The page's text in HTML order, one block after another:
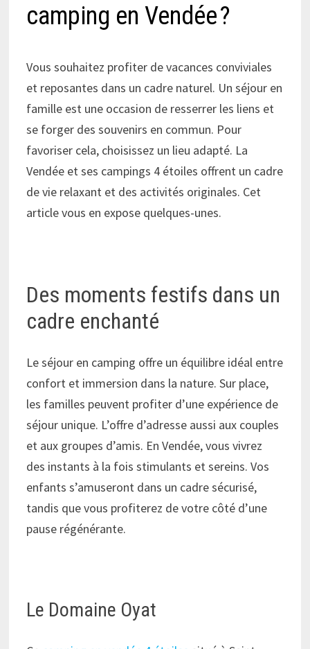
camping en Vendée ?
Vous souhaitez profiter de vacances conviviales
et reposantes dans un cadre naturel. Un séjour en
famille est une occasion de resserrer les liens et
se forger des souvenirs en commun. Pour
favoriser cela, choisissez un lieu adapté. La
Vendée et ses campings 4 étoiles offrent un cadre
de vie relaxant et des activités originales. Cet
article vous en expose quelques-unes.
Des moments festifs dans un
cadre enchanté
Le séjour en camping offre un équilibre idéal entre
confort et immersion dans la nature. Sur place,
les familles peuvent profiter d’une expérience de
séjour unique. L’offre d’adresse aussi aux couples
et aux groupes d’amis. En Vendée, vous vivrez
des instants à la fois stimulants et sereins. Vos
enfants s’amuseront dans un cadre sécurisé,
tandis que vous profiterez de votre côté d’une
pause régénérante.
Le Domaine Oyat